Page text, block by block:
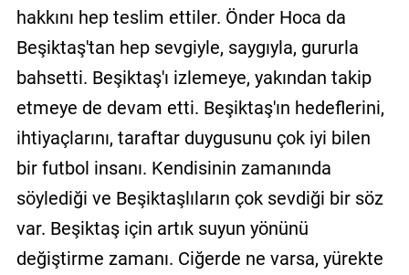
hakkını hep teslim ettiler. Önder Hoca da
Beşiktaş'tan hep sevgiyle, saygıyla, gururla
bahsetti. Beşiktaş'ı izlemeye, yakından takip
etmeye de devam etti. Beşiktaş'ın hedeflerini,
ihtiyaçlarını, taraftar duygusunu çok iyi bilen
bir futbol insanı. Kendisinin zamanında
söylediği ve Beşiktaşlıların çok sevdiği bir söz
var. Beşiktaş için artık suyun yönünü
değiştirme zamanı. Ciğerde ne varsa, yürekte